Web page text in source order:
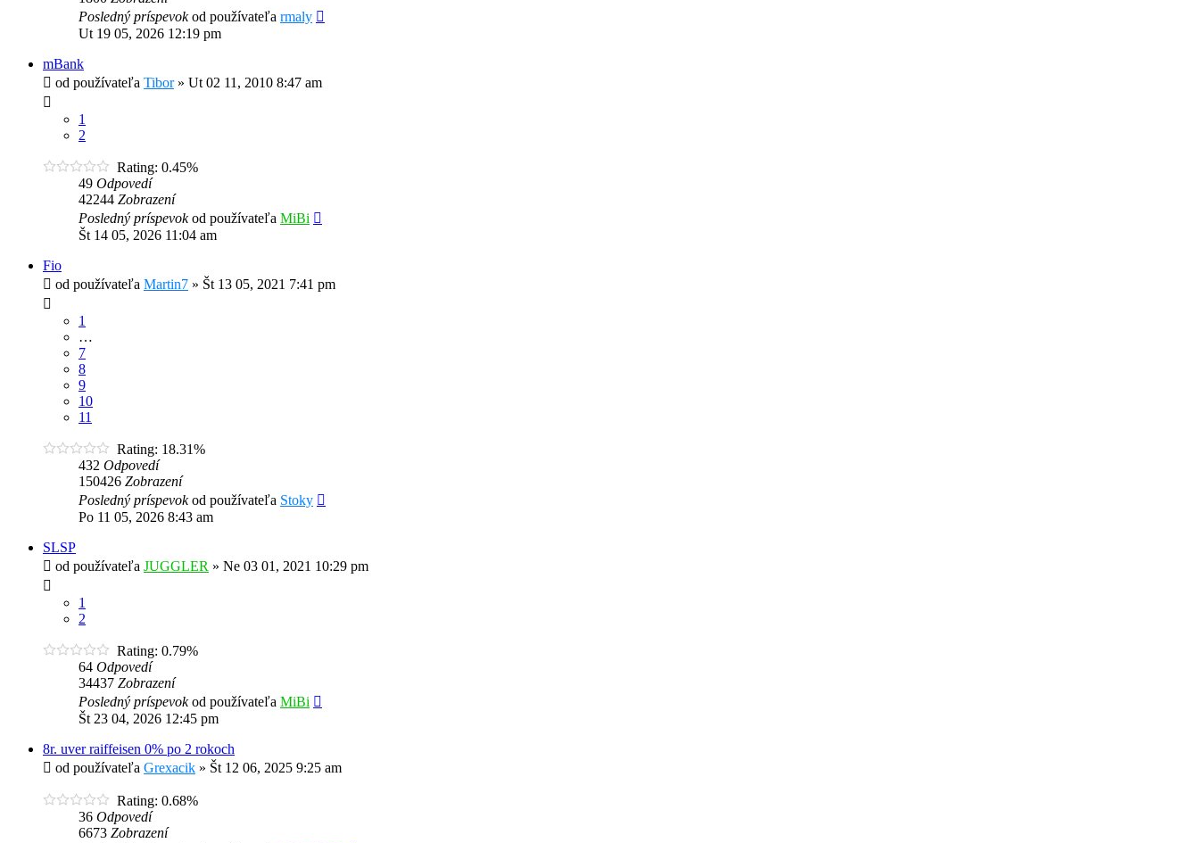
Posledný príspevokod používateľa rmaly
Ut 19 05, 2026 12:19 pm
mBank
od používateľa Tibor» Ut 02 11, 2010 8:47 am
1
2
Rating: 0.45%
49 Odpovedí
42244 Zobrazení
Posledný príspevokod používateľa MiBi
Št 14 05, 2026 11:04 am
Fio
od používateľa Martin7 » Št 13 05, 2021 7:41 pm
1
…
7
8
9
10
11
Rating: 18.31%
432 Odpovedí
150426 Zobrazení
Posledný príspevokod používateľa Stoky
Po 11 05, 2026 8:43 am
SLSP
od používateľa JUGGLER » Ne 03 01, 2021 10:29 pm
1
2
Rating: 0.79%
64 Odpovedí
34437 Zobrazení
Posledný príspevokod používateľa MiBi
Št 23 04, 2026 12:45 pm
8r. uver raiffeisen 0% po 2 rokoch
od používateľa Grexacik » Št 12 06, 2025 9:25 am
Rating: 0.68%
36 Odpovedí
6673 Zobrazení